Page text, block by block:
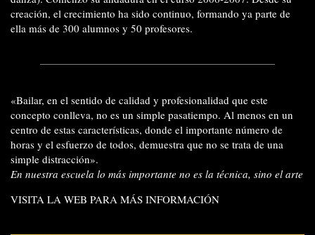
creación, el crecimiento ha sido continuo, formando ya parte de
ella más de 300 alumnos y 50 profesores.
«Bailar, en el sentido de calidad y profesionalidad que este
concepto conlleva, no es un simple pasatiempo. Al menos en un
centro de estas características, donde el importante número de
horas y el esfuerzo de todos, demuestra que no se trata de una
simple distracción».
En nuestra escuela lo más importante no es la técnica, sino el arte
VISITA LA WEB PARA MÁS INFORMACIÓN